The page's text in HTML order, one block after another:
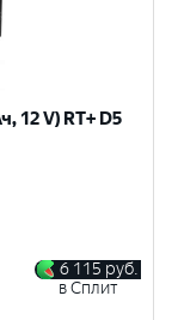
12 V) RT+ D5
6 115 руб.
в Сплит